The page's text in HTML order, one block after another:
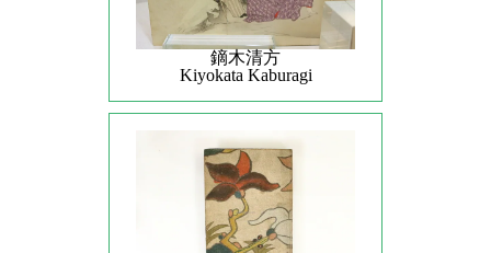
鏑木清方
Kiyokata Kaburagi